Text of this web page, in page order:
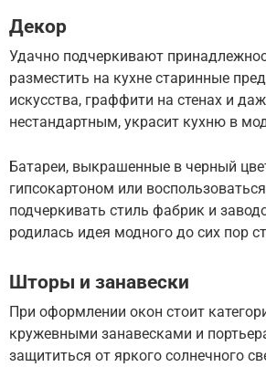
Декор
Удачно подчеркивают
разместить на кухне старинные
искусства, граффити на стенах и
нестандартным, украсит кухню в
Батареи, выкрашенные в черный
гипсокартоном или
подчеркивать стиль фабрик и
родилась идея модного до сих пор
Шторы и занавески
При оформлении окон стоит
кружевными занавесками и
защититься от яркого солнечного